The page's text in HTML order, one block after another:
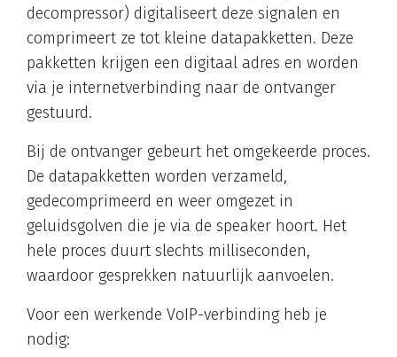
decompressor) digitaliseert deze signalen en
comprimeert ze tot kleine datapakketten. Deze
pakketten krijgen een digitaal adres en worden
via je internetverbinding naar de ontvanger
gestuurd.
Bij de ontvanger gebeurt het omgekeerde proces.
De datapakketten worden verzameld,
gedecomprimeerd en weer omgezet in
geluidsgolven die je via de speaker hoort. Het
hele proces duurt slechts milliseconden,
waardoor gesprekken natuurlijk aanvoelen.
Voor een werkende VoIP-verbinding heb je
nodig: